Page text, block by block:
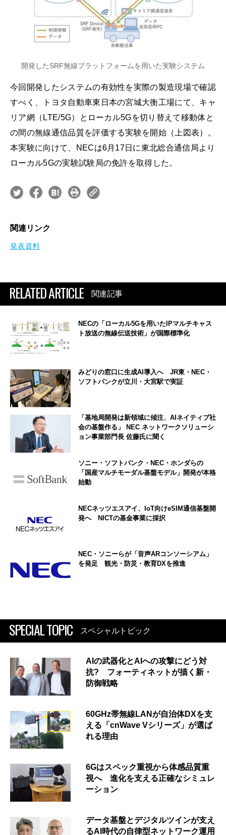
開発したSRF無線プラットフォームを用いた実験システム
今回開発したシステムの有効性を実際の製造現場で確認
すべく、トヨタ自動車東日本の宮城大衡工場にて、キャ
リア網（LTE/5G）とローカル5Gを切り替えて移動体と
の間の無線通信品質を評価する実験を開始（上図表）。
本実験に向けて、NECは6月17日に東北総合通信局より
ローカル5Gの実験試験局の免許を取得した。
関連リンク
発表資料
RELATED ARTICLE 関連記事
NECの「ローカル5Gを用いたIPマルチキャス
ト放送の無線伝送技術」が国際標準化
みどりの窓口に生成AI導入へ JR東・NEC・
ソフトバンクが立川・大宮駅で実証
「基地局開発は新領域に傾注、AIネイティブ社
会の基盤作る」 NEC ネットワークソリューシ
ョン事業部門長 佐藤氏に聞く
ソニー・ソフトバンク・NEC・ホンダらの
「国産マルチモーダル基盤モデル」開発が本格
始動
NECネッツエスアイ、IoT向けeSIM通信基盤開
発へ NICTの基金事業に採択
NEC・ソニーらが「音声ARコンソーシアム」
を発足 観光・防災・教育DXを推進
SPECIAL TOPIC スペシャルトピック
AIの武器化とAIへの攻撃にどう対
抗? フォーティネットが描く新・
防御戦略
60GHz帯無線LANが自治体DXを支
える「cnWave Vシリーズ」が選ば
れる理由
6Gはスペック重視から体感品質重
視へ 進化を支える正確なシミュレ
ーション
データ基盤とデジタルツインが支え
るAI時代の自律型ネットワーク運用